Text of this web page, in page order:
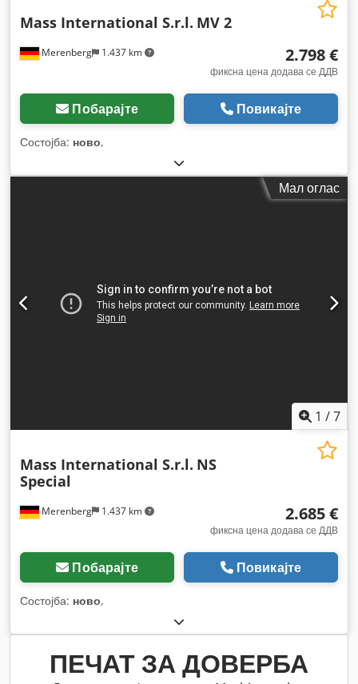
Merenberg 1.437 km
Mass International S.r.l. MV 2
2.798 €
фиксна цена додава се ДДВ
Побарајте Повикајте
Состојба: ново,
Мал оглас
1 /7
Merenberg 1.437 km
Mass International S.r.l. NS
Special
2.685 €
фиксна цена додава се ДДВ
Побарајте Повикајте
Состојба: ново,
ПЕЧАТ ЗА ДОВЕРБА